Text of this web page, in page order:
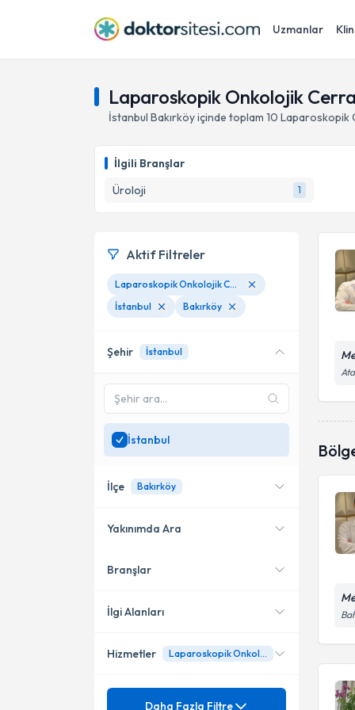
Uzmanlar
Laparoskopik Onkolojik
İstanbul Bakırköyiçinde toplam 10 Laparoskopik
İlgili Branşlar
Üroloji
1
Aktif Filtreler
Laparoskopik Onkolojik Cerrahi
İstanbul
Bakırköy
Şehir İstanbul
İstanbul
İlçe Bakırköy
Ataşehir
Şişli
Yakınımda Ara
Konumuma yakın uzmanları
Branşlar
Üroloji
İlgi Alanları
Açık ve kapalı idrar yollarının
Hizmetler Laparoskopik Onkolojik Cerrahi
Mezuniyet
Daha Fazla Filtre